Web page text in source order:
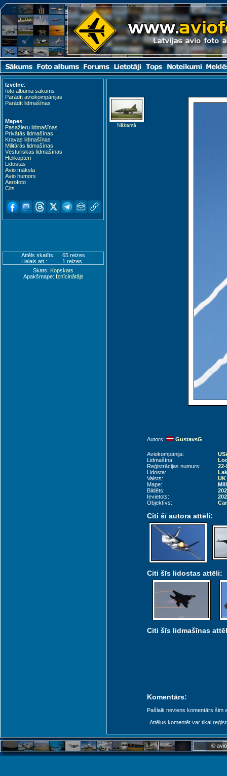
Izvēlne:
foto albuma sākums
Parādīt aviokompānijas
Parādīt lidmašīnas
Mapes:
Pasažieru lidmašīnas
Privātās lidmašīnas
Kravas lidmašīnas
Militārās lidmašīnas
Vēsturiskas lidmašīnas
Helikopteri
Lidostas
Avio māksla
Avio humors
Aerofoto
Cits
Attēls skatīts:
65 reizes
Lielais att.:
1 reizes
Skats: Kopskats
Apakšmape: Iznīcinātājs
Nākamā
Autors: GustavsG
Aviokompānija:
Lidmašīna:
Reģistrācijas numurs:
22-
Lidosta:
Valsts:
Mape:
Bildēts:
Ievietots:
Objektīvs:
Citi šī autora attēli:
Citi šīs lidostas attēli:
Citi šīs lidmašīnas
Komentārs:
Pašlaik neviens komentārs šim
Attēlus komentēt var tikai
©